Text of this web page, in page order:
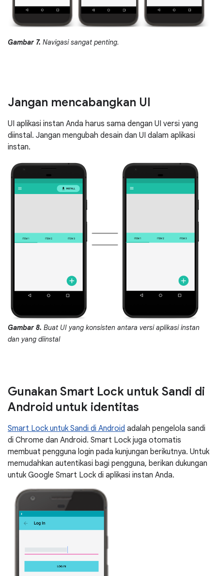
Gambar 7. Navigasi sangat penting.
Jangan mencabangkan UI
UI aplikasi instan Anda harus sama dengan UI versi yang
diinstal. Jangan mengubah desain dan UI dalam aplikasi
instan.
Gambar 8. Buat UI yang konsisten antara versi aplikasi instan
dan yang diinstal
Gunakan Smart Lock untuk Sandi di
Android untuk identitas
Smart Lock untuk Sandi di Android adalah pengelola sandi
di Chrome dan Android. Smart Lock juga otomatis
membuat pengguna login pada kunjungan berikutnya. Untuk
memudahkan autentikasi bagi pengguna, berikan dukungan
untuk Google Smart Lock di aplikasi instan Anda.